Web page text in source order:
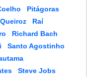
Pitágoras
Raí
Richard Bach
Santo Agostinho
Steve Jobs